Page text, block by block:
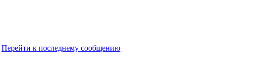
Перейти к последнему сообщению